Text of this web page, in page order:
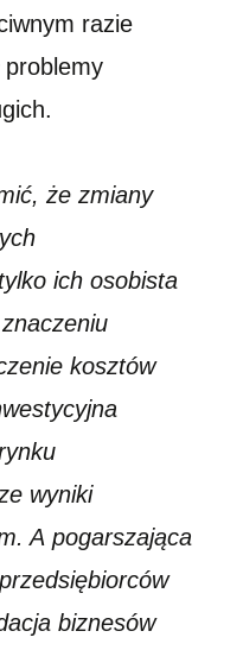
razie
problemy
że zmiany
ich osobista
kosztów
wyniki
A pogarszająca
biznesów